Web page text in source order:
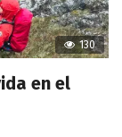
130
en el